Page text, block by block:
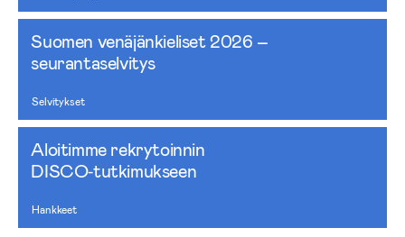
Suomen venäjänkieliset 2026 –
seurantaselvitys
Selvitykset
Aloitimme rekrytoinnin
DISCO‑tutkimukseen
Hankkeet